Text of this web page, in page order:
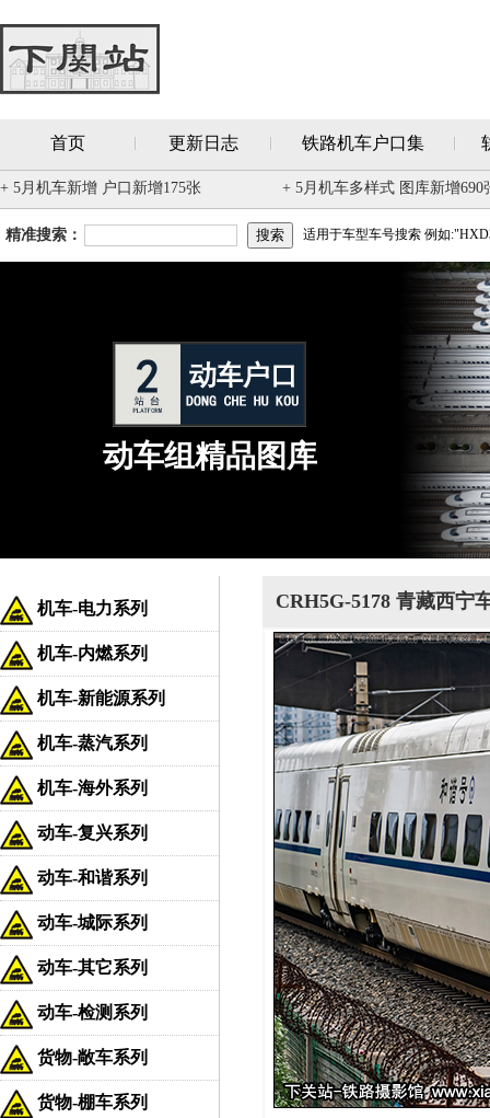
首页 更新日志 铁路机车户口集
+ 5月机车新增 户口新增175张 + 5月机车多样式 图库新增690
精准搜索： 适用于车型车号搜索 例如
动车组精品图库
机车-电力系列
机车-内燃系列
机车-新能源系列
机车-蒸汽系列
机车-海外系列
动车-复兴系列
动车-和谐系列
动车-城际系列
动车-其它系列
动车-检测系列
货物-敞车系列
货物-棚车系列
CRH5G-5178 青藏西宁